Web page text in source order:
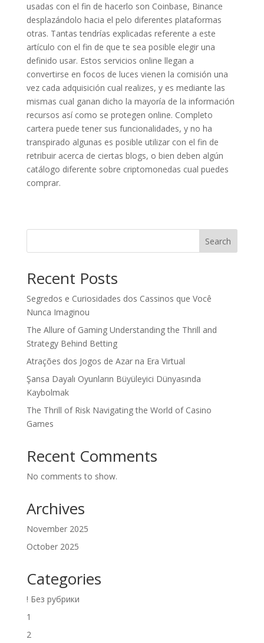
usadas con el fin de hacerlo son Coinbase, Binance
desplazándolo hacia el pelo diferentes plataformas
otras. Tantas tendrí­as explicadas referente a este
artículo con el fin de que te sea posible elegir una
definido usar. Estos servicios online llegan a
convertirse en focos de luces vienen la comisión una
vez cada adquisición cual realizes, y es mediante las
mismas cual ganan dicho la mayoría de la información
recursos así­ como se protegen online. Completo
cartera puede tener sus funcionalidades, y no ha
transpirado algunas es posible utilizar con el fin de
retribuir acerca de ciertas blogs, o bien deben algún
catálogo diferente sobre criptomonedas cual puedes
comprar.
Search
Recent Posts
Segredos e Curiosidades dos Cassinos que Você
Nunca Imaginou
The Allure of Gaming Understanding the Thrill and
Strategy Behind Betting
Atrações dos Jogos de Azar na Era Virtual
Şansa Dayalı Oyunların Büyüleyici Dünyasında
Kaybolmak
The Thrill of Risk Navigating the World of Casino
Games
Recent Comments
No comments to show.
Archives
November 2025
October 2025
Categories
! Без рубрики
1
2